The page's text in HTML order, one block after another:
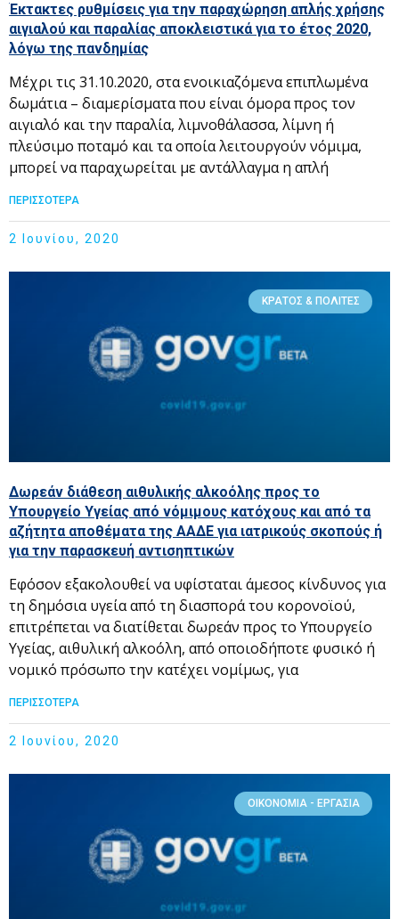
Έκτακτες ρυθμίσεις για την παραχώρηση απλής χρήσης
αιγιαλού και παραλίας αποκλειστικά για το έτος 2020,
λόγω της πανδημίας
Μέχρι τις 31.10.2020, στα ενοικιαζόμενα επιπλωμένα
δωμάτια – διαμερίσματα που είναι όμορα προς τον
αιγιαλό και την παραλία, λιμνοθάλασσα, λίμνη ή
πλεύσιμο ποταμό και τα οποία λειτουργούν νόμιμα,
μπορεί να παραχωρείται με αντάλλαγμα η απλή
ΠΕΡΙΣΣΟΤΕΡΑ
2 Ιουνίου, 2020
ΚΡΆΤΟΣ & ΠΟΛΊΤΕΣ
Δωρεάν διάθεση αιθυλικής αλκοόλης προς το
Υπουργείο Υγείας από νόμιμους κατόχους και από τα
αζήτητα αποθέματα της ΑΑΔΕ για ιατρικούς σκοπούς ή
για την παρασκευή αντισηπτικών
Εφόσον εξακολουθεί να υφίσταται άμεσος κίνδυνος για
τη δημόσια υγεία από τη διασπορά του κορονοϊού,
επιτρέπεται να διατίθεται δωρεάν προς το Υπουργείο
Υγείας, αιθυλική αλκοόλη, από οποιοδήποτε φυσικό ή
νομικό πρόσωπο την κατέχει νομίμως, για
ΠΕΡΙΣΣΟΤΕΡΑ
2 Ιουνίου, 2020
ΟΙΚΟΝΟΜΊΑ - ΕΡΓΑΣΊΑ